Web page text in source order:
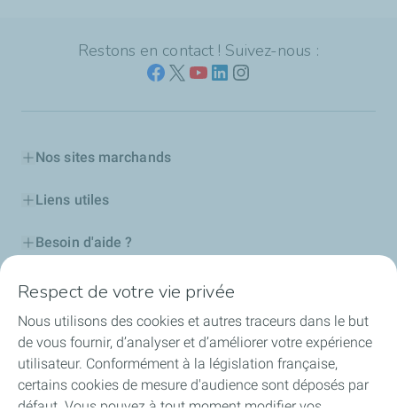
Restons en contact ! Suivez-nous :
Nos sites marchands
Liens utiles
Besoin d'aide ?
Nos cartes
Certificats d'économies d'énergie
Nos partenaires
Respect de votre vie privée
Nous utilisons des cookies et autres traceurs dans le but
de vous fournir, d’analyser et d’améliorer votre expérience
utilisateur. Conformément à la législation française,
certains cookies de mesure d'audience sont déposés par
défaut. Vous pouvez à tout moment modifier vos